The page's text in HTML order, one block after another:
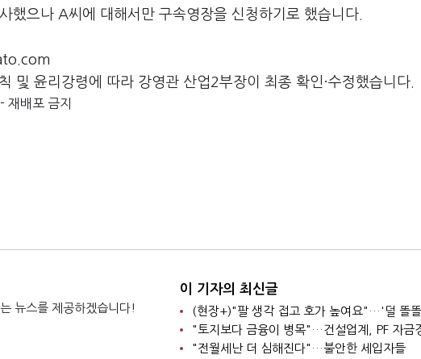
했으나 A씨에 대해서만 구속영장을 신청하기로 했습니다.
및 윤리강령에 따라 강영관 산업2부장이 최종 확인·수정했습니다.
배포 금지
뉴스를 제공하겠습니다!
이 기자의 최신글
"토지보다 금융이 병목"…건설업계, PF 자금
"전월세난 더 심해진다"…불안한 세입자들